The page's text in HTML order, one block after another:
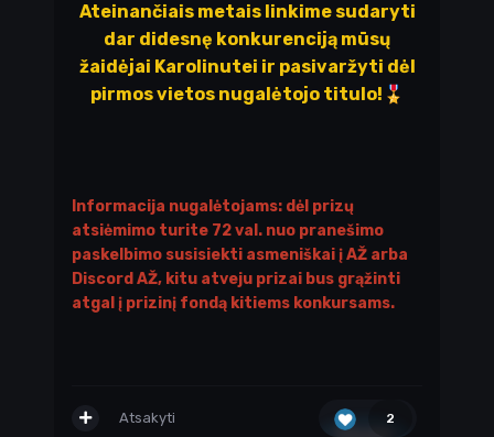
Ateinančiais metais linkime sudaryti
dar didesnę konkurenciją mūsų
žaidėjai Karolinutei ir pasivaržyti dėl
pirmos vietos nugalėtojo titulo! 🎖️
Informacija nugalėtojams: dėl prizų
atsiėmimo turite 72 val. nuo pranešimo
paskelbimo susisiekti asmeniškai į AŽ arba
Discord AŽ, kitu atveju prizai bus grąžinti
atgal į prizinį fondą kitiems konkursams.
2
Atsakyti